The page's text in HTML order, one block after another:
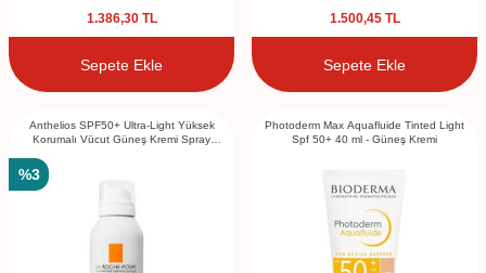
1.386,30TL
Sepete Ekle
1.500,45TL
Sepete Ekle
Anthelios SPF50+ Ultra-Light Yüksek
Korumalı Vücut Güneş Kremi Spray
%3
Photoderm Max Aquafluide Tinted Light
Spf 50+ 40 ml - Güneş Kremi